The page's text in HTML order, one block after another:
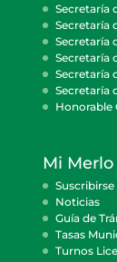
Secretaría
Secretaría
Secretaría
Secretaría
Secretaría
Secretaría
Honorable
Mi Merlo
Suscribirse
Noticias
Guía de
Tasas
Turnos